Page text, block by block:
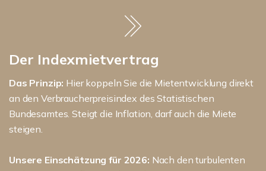
Der Indexmietvertrag
Das Prinzip: Hier koppeln Sie die Mietentwicklung direkt
an den Verbraucherpreisindex des Statistischen
Bundesamtes. Steigt die Inflation, darf auch die Miete
steigen.
Unsere Einschätzung für 2026: Nach den turbulenten